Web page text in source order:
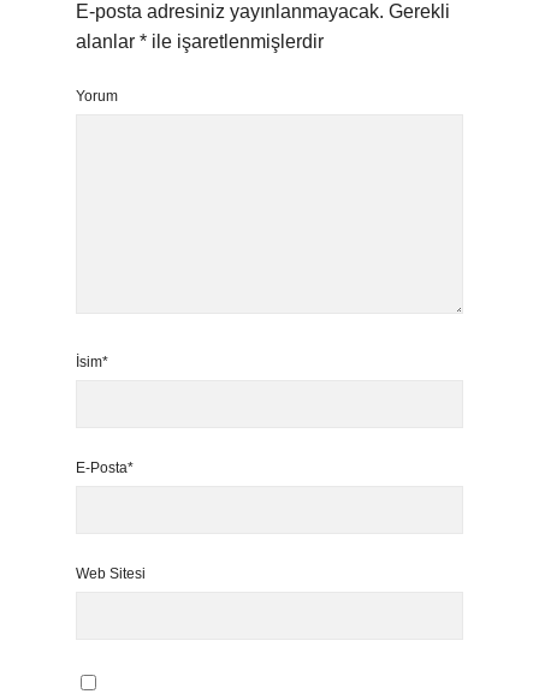
E-posta adresiniz yayınlanmayacak. Gerekli
alanlar * ile işaretlenmişlerdir
Yorum
İsim*
E-Posta*
Web Sitesi